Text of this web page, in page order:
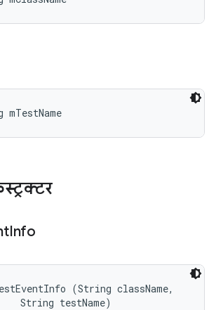
Info
(String className,
String testName)